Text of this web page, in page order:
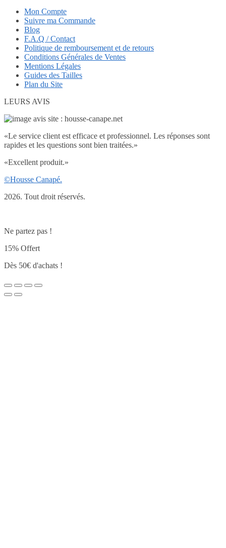
Mon Compte
Suivre ma Commande
Blog
F.A.Q / Contact
Politique de remboursement et de retours
Conditions Générales de Ventes
Mentions Légales
Guides des Tailles
Plan du Site
LEURS AVIS
«Le service client est efficace et professionnel. Les réponses sont
rapides et les questions sont bien traitées.»
«Excellent produit.»
©Housse Canapé.
2026. Tout droit réservés.
Ne partez pas !
15% Offert
Dès 50€ d'achats !